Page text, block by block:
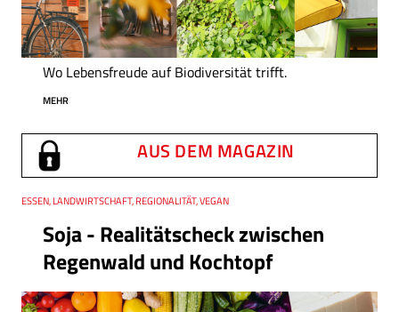
Wo Lebensfreude auf Biodiversität trifft.
MEHR
AUS DEM MAGAZIN
Soja - Realitätscheck zwischen
Regenwald und Kochtopf
Thema
ESSEN, LANDWIRTSCHAFT, REGIONALITÄT, VEGAN